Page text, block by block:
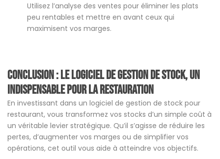
Utilisez l’analyse des ventes pour éliminer les plats
peu rentables et mettre en avant ceux qui
maximisent vos marges.
Conclusion : Le logiciel de gestion de stock, un
indispensable pour la restauration
En investissant dans un logiciel de gestion de stock pour
restaurant, vous transformez vos stocks d’un simple coût à
un véritable levier stratégique. Qu’il s’agisse de réduire les
pertes, d’augmenter vos marges ou de simplifier vos
opérations, cet outil vous aide à atteindre vos objectifs.